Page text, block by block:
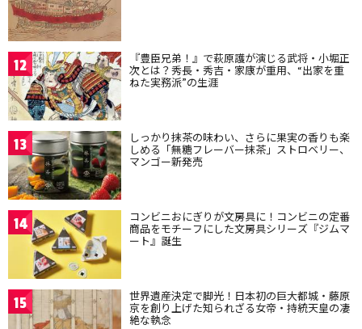
12 『豊臣兄弟！』で萩原護が演じる武将・小堀正
次とは？秀長・秀吉・家康が重用、“出家を重
ねた実務派”の生涯
13 しっかり抹茶の味わい、さらに果実の香りも楽
しめる「無糖フレーバー抹茶」ストロベリー、
マンゴー新発売
14 コンビニおにぎりが文房具に！コンビニの定番
商品をモチーフにした文房具シリーズ『ジムマ
ート』誕生
15 世界遺産決定で脚光！日本初の巨大都城・藤原
京を創り上げた知られざる女帝・持統天皇の凄
絶な執念